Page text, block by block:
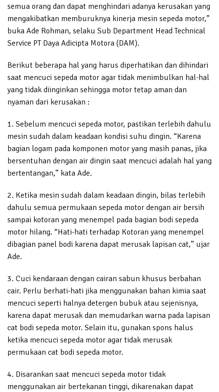
semua orang dan dapat menghindari adanya kerusakan yang
mengakibatkan memburuknya kinerja mesin sepeda motor,”
buka Ade Rohman, selaku Sub Department Head Technical
Service PT Daya Adicipta Motora (DAM).
Berikut beberapa hal yang harus diperhatikan dan dihindari
saat mencuci sepeda motor agar tidak menimbulkan hal-hal
yang tidak diinginkan sehingga motor tetap aman dan
nyaman dari kerusakan :
1. Sebelum mencuci sepeda motor, pastikan terlebih dahulu
mesin sudah dalam keadaan kondisi suhu dingin. “Karena
bagian logam pada komponen motor yang masih panas, jika
bersentuhan dengan air dingin saat mencuci adalah hal yang
bertentangan,” kata Ade.
2. Ketika mesin sudah dalam keadaan dingin, bilas terlebih
dahulu semua permukaan sepeda motor dengan air bersih
sampai kotoran yang menempel pada bagian bodi sepeda
motor hilang. “Hati-hati terhadap Kotoran yang menempel
dibagian panel bodi karena dapat merusak lapisan cat,” ujar
Ade.
3. Cuci kendaraan dengan cairan sabun khusus berbahan
cair. Perlu berhati-hati jika menggunakan bahan kimia saat
mencuci seperti halnya detergen bubuk atau sejenisnya,
karena dapat merusak dan memudarkan warna pada lapisan
cat bodi sepeda motor. Selain itu, gunakan spons halus
ketika mencuci sepeda motor agar tidak merusak
permukaan cat bodi sepeda motor.
4. Disarankan saat mencuci sepeda motor tidak
menggunakan air bertekanan tinggi, dikarenakan dapat